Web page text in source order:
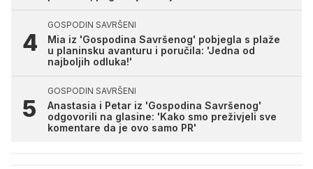
GOSPODIN SAVRŠENI
Mia iz 'Gospodina Savršenog' pobjegla s plaže
u planinsku avanturu i poručila: 'Jedna od
najboljih odluka!'
GOSPODIN SAVRŠENI
Anastasia i Petar iz 'Gospodina Savršenog'
odgovorili na glasine: 'Kako smo preživjeli sve
komentare da je ovo samo PR'